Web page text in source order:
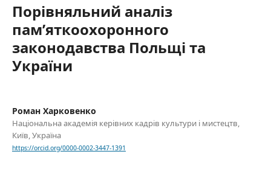
Порівняльний аналіз
пам’яткоохоронного
законодавства Польщі та
України
Роман Харковенко
Національна академія керівних кадрів культури і мистецтв,
Київ, Україна
https://orcid.org/0000-0002-3447-1391